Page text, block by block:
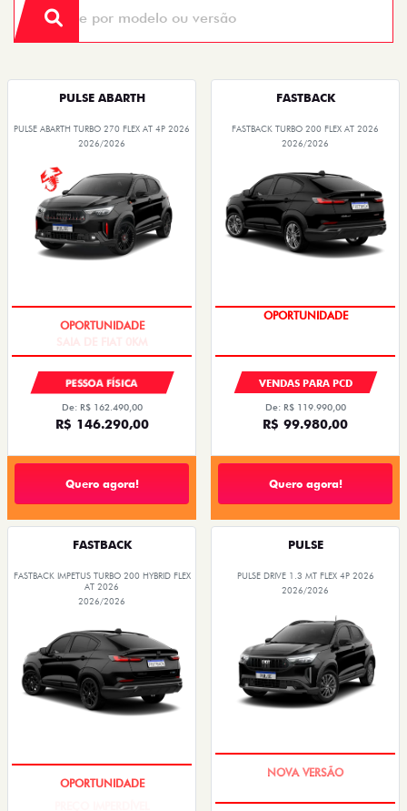
PULSE ABARTH
PULSE ABARTH TURBO 270 FLEX AT 4P 2026
2026/2026
PESSOA FÍSICA
De: R$ 162.490,00
R$ 146.290,00
Quero agora!
FASTBACK
FASTBACK TURBO 200 FLEX AT 2026
2026/2026
OPORTUNIDADE
VENDAS PARA PCD
De: R$ 119.990,00
R$ 99.980,00
Quero agora!
FASTBACK
FASTBACK IMPETUS TURBO 200 HYBRID FLEX
AT 2026
2026/2026
PULSE
PULSE DRIVE 1.3 MT FLEX 4P 2026
2026/2026
PREÇO IMPERDÍVEL